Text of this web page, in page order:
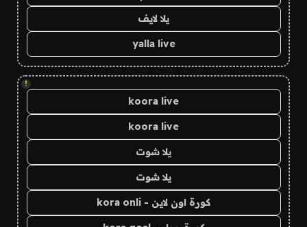
يلا لايف
yalla live
!
koora live
koora live
يلا شوت
يلا شوت
كورة اون لاين - kora onli